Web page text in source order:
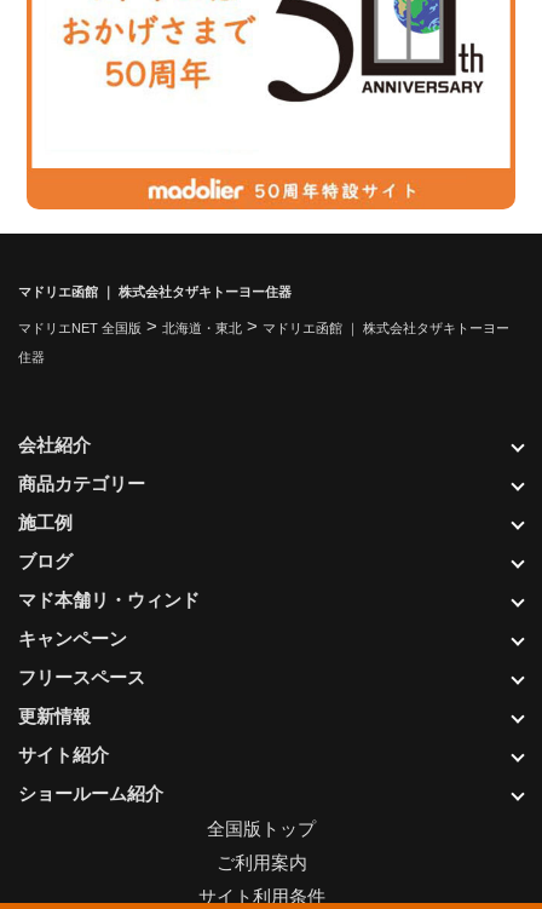
マドリエ函館 ｜ 株式会社タザキトーヨー住器
マドリエNET 全国版 > 北海道・東北 > マドリエ函館 ｜ 株式会社タザキトーヨー
住器
更新情報
サイト紹介
ショールーム紹介
会社紹介
商品カテゴリー
施工例
ブログ
マド本舗リ・ウィンド
キャンペーン
フリースペース
全国版トップ
ご利用案内
サイト利用条件